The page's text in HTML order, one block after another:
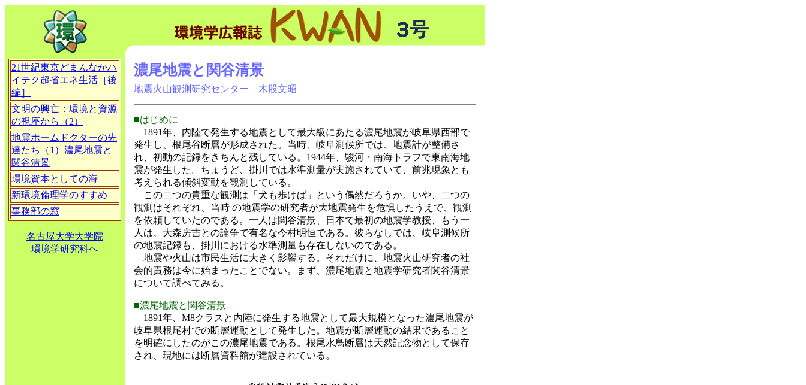
21世紀東京どまんなかハ
イテク超省エネ生活［後
編］
文明の興亡：環境と資源
の視座から（2）
地震ホームドクターの先
達たち（1）濃尾地震と
関谷清景
環境資本としての海
新環境倫理学のすすめ
事務部の窓
名古屋大学大学院
環境学研究科へ
濃尾地震と関谷清景
地震火山観測研究センター 木股文昭
■はじめに
1891年、内陸で発生する地震として最大級にあたる濃尾地震が岐阜県西部で
発生し、根尾谷断層が形成された。当時、岐阜測候所では、地震計が整備さ
れ、初動の記録をきちんと残している。1944年、駿河・南海トラフで東南海地
震が発生した。ちょうど、掛川では水準測量が実施されていて、前兆現象とも
考えられる傾斜変動を観測している。
この二つの貴重な観測は「犬も歩けば」という偶然だろうか。いや、二つの
観測はそれぞれ、当時 の地震学の研究者が大地震発生を危惧したうえで、観測
を依頼していたのである。一人は関谷清景、日本で最初の地震学教授、もう一
人は、大森房吉との論争で有名な今村明恒である。彼らなしでは、岐阜測候所
の地震記録も、掛川における水準測量も存在しないのである。
地震や火山は市民生活に大きく影響する。それだけに、地震火山研究者の社
会的責務は今に始まったことでない。まず、濃尾地震と地震学研究者関谷清景
について調べてみる。
■濃尾地震と関谷清景
1891年、M8クラスと内陸に発生する地震として最大規模となった濃尾地震が
岐阜県根尾村での断層運動として発生した。地震が断層運動の結果であること
を明確にしたのがこの濃尾地震である。根尾水鳥断層は天然記念物として保存
され、現地には断層資料館が建設されている。